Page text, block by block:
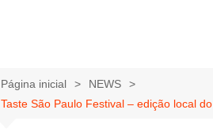
Página inicial
NEWS
Taste São Paulo Festival – edição local